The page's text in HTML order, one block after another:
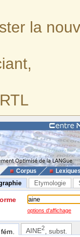
la
Corpus
Etymologie
options d'affichage
AINE2 , subst.